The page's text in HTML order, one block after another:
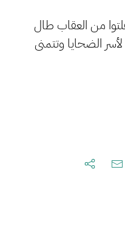
من العقاب طال
الضحايا وتتمنى